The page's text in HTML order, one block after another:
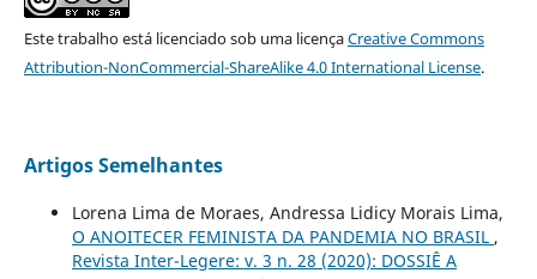
Este trabalho está licenciado sob uma licençaCreative Commons
Attribution-NonCommercial-ShareAlike 4.0 International License.
Artigos Semelhantes
Lorena Lima de Moraes, Andressa Lidicy Morais Lima,
O ANOITECER FEMINISTA DA PANDEMIA NO BRASIL ,
Revista Inter-Legere: v. 3 n. 28 (2020): DOSSIÊ A